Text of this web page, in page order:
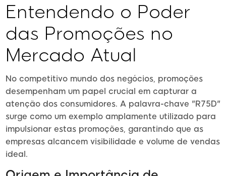
Entendendo o Poder
das Promoções no
Mercado Atual
No competitivo mundo dos negócios, promoções
desempenham um papel crucial em capturar a
atenção dos consumidores. A palavra-chave "R75D"
surge como um exemplo amplamente utilizado para
impulsionar estas promoções, garantindo que as
empresas alcancem visibilidade e volume de vendas
ideal.